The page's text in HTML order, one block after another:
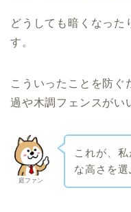
どうしても暗くなった
す。
こういったことを防ぐ
過や木調フェンスがい
庭ファン
これが、
な高さを選